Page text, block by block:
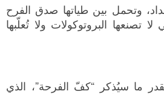
وتحمل بين طياتها صدق الفرح
تصنعها البروتوكولات ولا تُعلّبها
ما سيُذكر “كفّ الفرحة”، الذي